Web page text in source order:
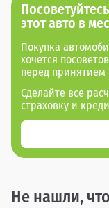
этот авто в
Покупка
хочется
перед принятием
Сделайте все
страховку и
Не нашли,